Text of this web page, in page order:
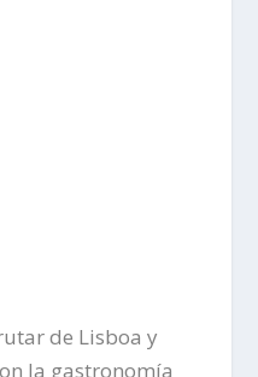
de Lisboa y
la gastronomía